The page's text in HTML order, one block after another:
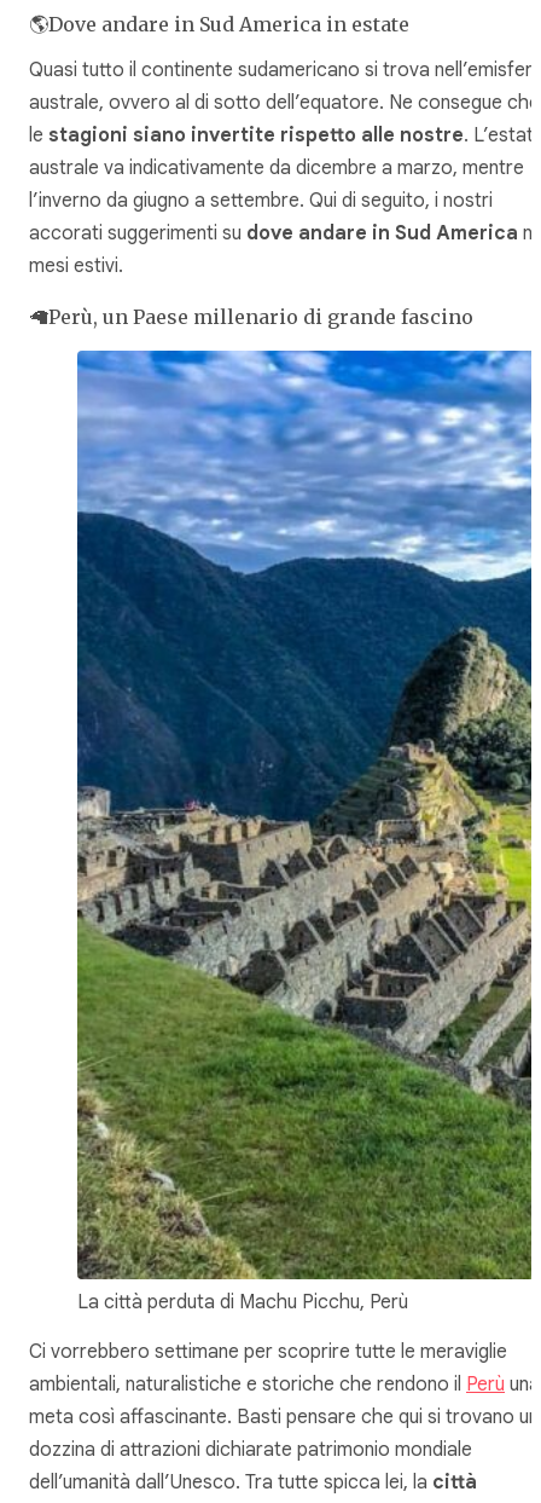
🌎Dove andare in Sud America in estate
Quasi tutto il continente sudamericano si trova
australe, ovvero al di sotto dell’equatore. Ne consegue che
le stagioni siano invertite rispetto alle nostre.
australe va indicativamente da dicembre a marzo, mentre
l’inverno da giugno a settembre. Qui di seguito, i nostri
accorati suggerimenti su dove andare in Sud America
mesi estivi.
🦙Perù, un Paese millenario di grande fascino
La città perduta di Machu Picchu, Perù
Ci vorrebbero settimane per scoprire tutte le meraviglie
ambientali, naturalistiche e storiche che rendono il Perù una
meta così affascinante. Basti pensare che qui si trovano
dozzina di attrazioni dichiarate patrimonio mondiale
dell’umanità dall’Unesco. Tra tutte spicca lei, la città